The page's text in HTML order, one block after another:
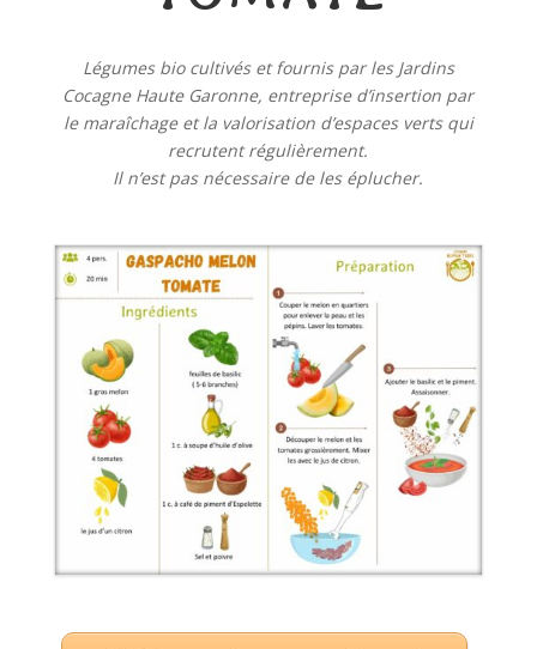
Légumes bio cultivés et fournis par les Jardins
Cocagne Haute Garonne, entreprise d’insertion par
le maraîchage et la valorisation d’espaces verts qui
recrutent régulièrement.
Il n’est pas nécessaire de les éplucher.